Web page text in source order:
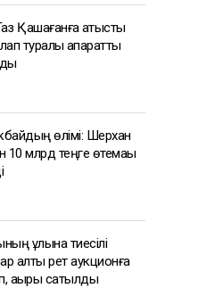
Қашағанға қатысты
туралы ақпаратты
өлімі: Шерхан
10 млрд теңге өтемақы
ұлына тиесілі
алты рет аукционға
ақыры сатылды